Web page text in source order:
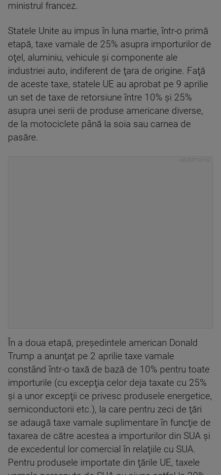
ministrul francez.
Statele Unite au impus în luna martie, într-o primă
etapă, taxe vamale de 25% asupra importurilor de
oţel, aluminiu, vehicule şi componente ale
industriei auto, indiferent de ţara de origine. Faţă
de aceste taxe, statele UE au aprobat pe 9 aprilie
un set de taxe de retorsiune între 10% şi 25%
asupra unei serii de produse americane diverse,
de la motociclete până la soia sau carnea de
pasăre.
În a doua etapă, preşedintele american Donald
Trump a anunţat pe 2 aprilie taxe vamale
constând într-o taxă de bază de 10% pentru toate
importurile (cu excepţia celor deja taxate cu 25%
şi a unor excepţii ce privesc produsele energetice,
semiconductorii etc.), la care pentru zeci de ţări
se adaugă taxe vamale suplimentare în funcţie de
taxarea de către acestea a importurilor din SUA şi
de excedentul lor comercial în relaţiile cu SUA.
Pentru produsele importate din ţările UE, taxele